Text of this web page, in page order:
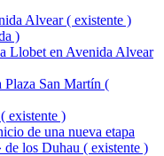
Alvear ( existente )
)
Llobet en Avenida Alvear
Plaza San Martín (
existente )
de una nueva etapa
los Duhau ( existente )